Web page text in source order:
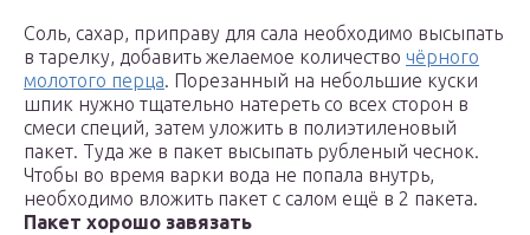
Соль, сахар, приправу для сала необходимо высыпать
в тарелку, добавить желаемое количество чёрного
молотого перца. Порезанный на небольшие куски
шпик нужно тщательно натереть со всех сторон в
смеси специй, затем уложить в полиэтиленовый
пакет. Туда же в пакет высыпать рубленый чеснок.
Чтобы во время варки вода не попала внутрь,
необходимо вложить пакет с салом ещё в 2 пакета.
Пакет хорошо завязать